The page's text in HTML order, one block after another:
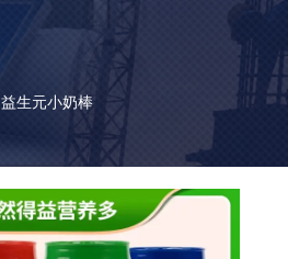
益生元小奶棒